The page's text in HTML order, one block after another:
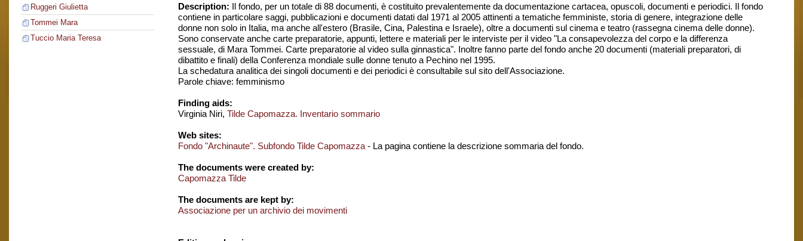
Ruggeri Giulietta
Tommei Mara
Tuccio Maria Teresa
Description: Il fondo, per un totale di 88 documenti, è costituito prevalentemente da documentazione cartacea, opuscoli, documenti e periodici. Il fondo
contiene in particolare saggi, pubblicazioni e documenti datati dal 1971 al 2005 attinenti a tematiche femministe, storia di genere, integrazione delle
donne non solo in Italia, ma anche all'estero (Brasile, Cina, Palestina e Israele), oltre a documenti sul cinema e teatro (rassegna cinema delle donne).
Sono conservate anche carte preparatorie, appunti, lettere e materiali per le interviste per il video "La consapevolezza del corpo e la differenza
sessuale, di Mara Tommei. Carte preparatorie al video sulla ginnastica". Inoltre fanno parte del fondo anche 20 documenti (materiali preparatori, di
dibattito e finali) della Conferenza mondiale sulle donne tenuto a Pechino nel 1995.
La schedatura analitica dei singoli documenti e dei periodici è consultabile sul sito dell'Associazione.
Parole chiave: femminismo
Finding aids:
Virginia Niri, Tilde Capomazza. Inventario sommario
Web sites:
Fondo "Archinaute". Subfondo Tilde Capomazza - La pagina contiene la descrizione sommaria del fondo.
The documents were created by:
Capomazza Tilde
The documents are kept by:
Associazione per un archivio dei movimenti